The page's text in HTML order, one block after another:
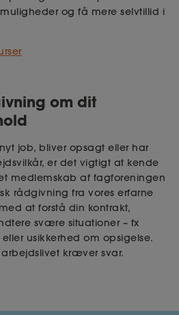
og få mere selvtillid i
om dit
job, bliver opsagt eller har
er det vigtigt at kende
medlemskab af fagforeningen
rådgivning fra vores erfarne
at forstå din kontrakt,
svære situationer – fx
usikkerhed om opsigelse.
kræver svar.